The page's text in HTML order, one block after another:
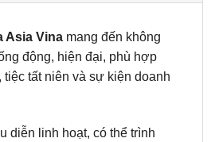
Asia Vinamang đến không
động, hiện đại, phù hợp
tiệc tất niên và sự kiện doanh
diễn linh hoạt, có thể trình